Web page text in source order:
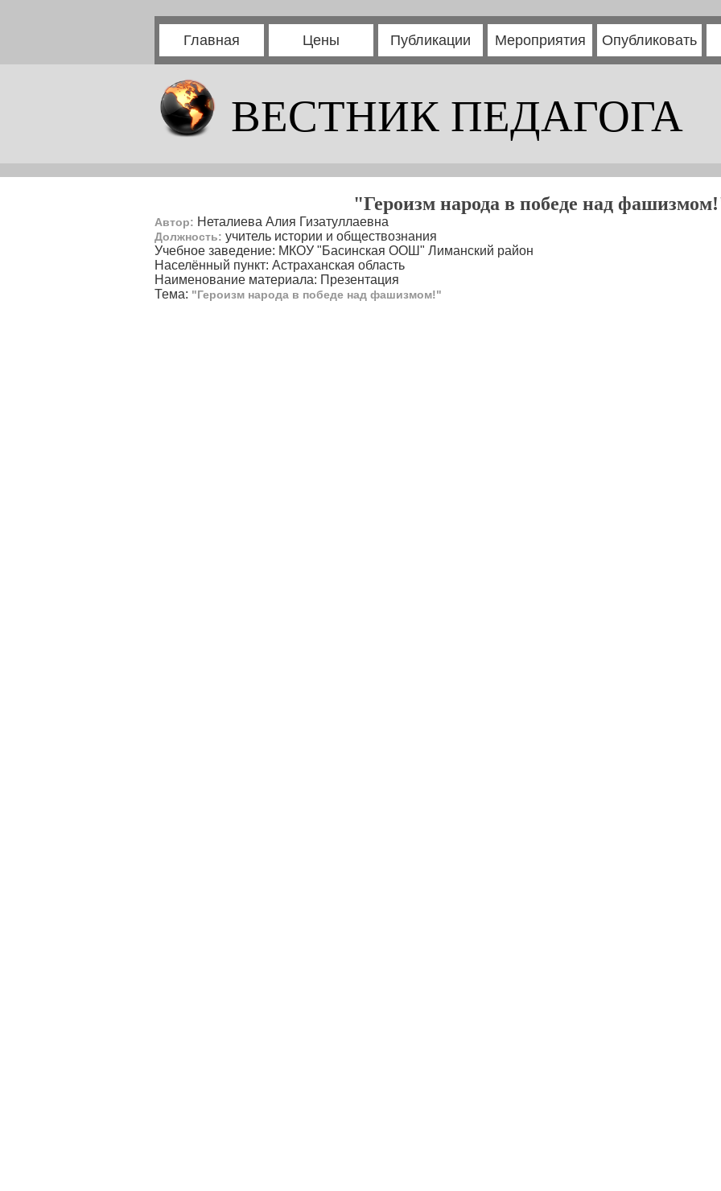
Главная Цены Публикации Мероприятия Опубликовать
ВЕСТНИК ПЕДАГОГА
"Героизм народа в победе над
Автор: Неталиева Алия Гизатуллаевна
Должность: учитель истории и обществознания
Учебное заведение: МКОУ "Басинская ООШ" Лиманский район
Населённый пункт: Астраханская область
Наименование материала: Презентация
Тема: "Героизм народа в победе над фашизмом!"